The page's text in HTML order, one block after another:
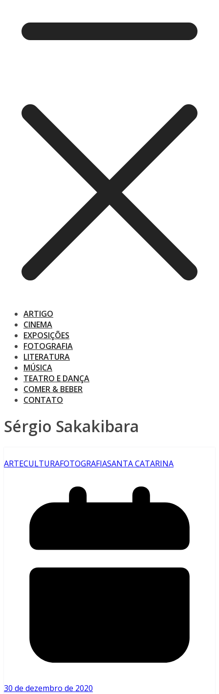
ARTIGO
CINEMA
EXPOSIÇÕES
FOTOGRAFIA
LITERATURA
MÚSICA
TEATRO E DANÇA
COMER & BEBER
CONTATO
Sérgio Sakakibara
ARTECULTURAFOTOGRAFIASANTA CATARINA
30 de dezembro de 2020